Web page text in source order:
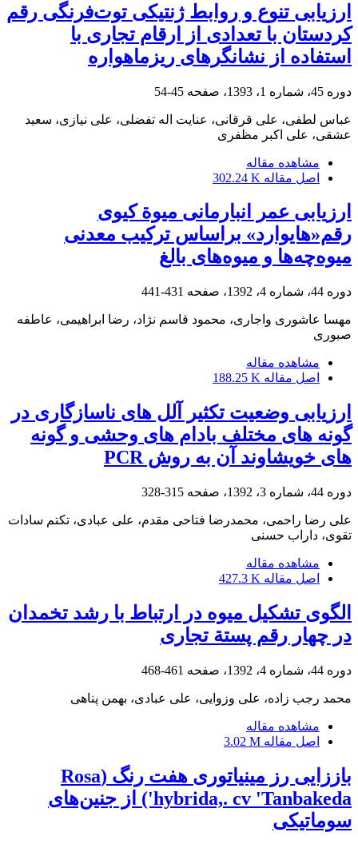
ارزیابی تنوع و روابط ژنتیکی توت‌فرنگی رقم
کردستان با تعدادی از ارقام تجاری‌ با
استفاده از نشانگرهای ریز‏ماهواره
دوره 45، شماره 1، 1393، صفحه 45-54
عباس لطفی، علی قرقانی، عنایت اله تفضلی، علی نیازی، سعید
عشقی، علی اکبر مظفری
مشاهده مقاله
اصل مقاله 302.24 K
ارزیابی عمر انبارمانی میوة کیوی
رقم«هایوارد» بر‌اساس ترکیب معدنی
میوه‌چه‌ها و میوه‌های بالغ
دوره 44، شماره 4، 1392، صفحه 431-441
مهسا عاشوری واجاری، محمود قاسم نژاد، رضا ابراهیمی، عاطفه
صبوری
مشاهده مقاله
اصل مقاله 188.25 K
ارزیابی وضعیت تکثیر آلل های ناسازگاری در
گونه های مختلف بادام های وحشی و گونه
های خویشاوند آن به روش PCR
دوره 44، شماره 3، 1392، صفحه 315-328
علی رضا راحمی، محمدرضا فتاحی مقدم، علی عبادی، تکتم سادات
تقوی، داراب حسنی
مشاهده مقاله
اصل مقاله 427.3 K
الگوی تشکیل میوه در ارتباط با رشد تخمدان
در چهار ‌رقم پستة تجاری
دوره 44، شماره 4، 1392، صفحه 461-468
محمد رجب زاده، علی وزوایی، علی عبادی، بهمن پناهی
مشاهده مقاله
اصل مقاله 3.02 M
باززایی رز مینیاتوری هفت رنگ (Rosa
hybrida,. cv 'Tanbakeda') از جنین‌های
سوماتیکی